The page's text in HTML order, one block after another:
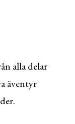
alla delar
äventyr